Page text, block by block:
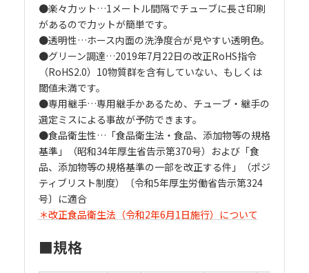
●楽々力ット…1メートル間隔でチューブに長さ印刷
があるので力ットが簡単です。
●透明性…ホース内面の洗浄度合が見やすい透明色。
●グリーン調達…2019年7月22日の改正RoHS指令
（RoHS2.0）10物質群を含有していない、もしくは
閾値未満です。
●専用継手…専用継手かあるため、チューブ・継手の
選定ミスによる事故が予防できます。
●食品衛生性…「食品衛生法・食品、添加物等の規格
基準」（昭和34年厚生省告示第370号）および「食
品、添加物等の規格基準の一部を改正する件」（ポジ
ティブリスト制度）〔令和5年厚生労働省告示第324
号〕に適合
＊改正食品衛生法（令和2年6月1日施行）について
■規格